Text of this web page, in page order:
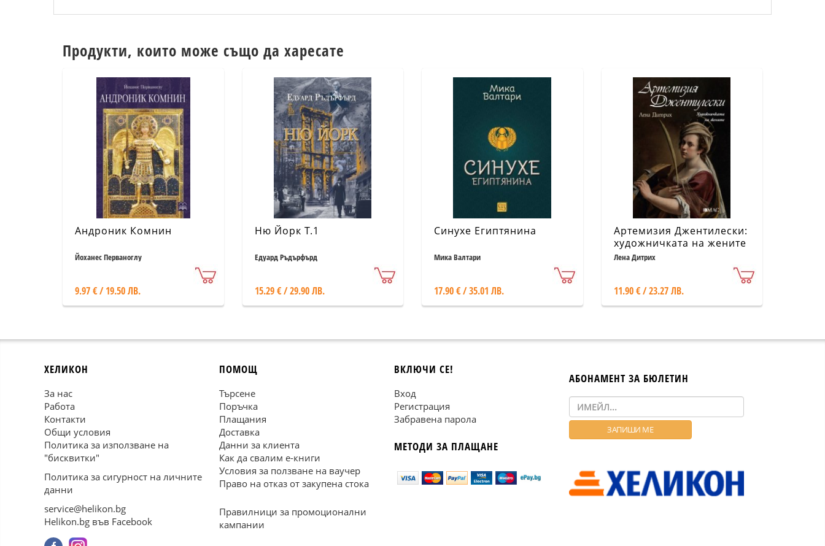
Продукти, които може също да харесате
Андроник Комнин
Йоханес Перваноглу
9.97 € / 19.50 ЛВ.
Ню Йорк Т.1
Едуард Ръдърфърд
15.29 € / 29.90 ЛВ.
Синухе Египтянина
Мика Валтари
17.90 € / 35.01 ЛВ.
Артемизия Джентилески:
художничката на жените
Лена Дитрих
11.90 € / 23.27 ЛВ.
ХЕЛИКОН
За нас
Работа
Контакти
Общи условия
Политика за използване на
"бисквитки"
Политика за сигурност на личните
данни
service@helikon.bg
Helikon.bg във Facebook
ПОМОЩ
Търсене
Поръчка
Плащания
Доставка
Данни за клиента
Как да свалим е-книги
Условия за ползване на ваучер
Право на отказ от закупена стока
Правилници за промоционални
кампании
ВКЛЮЧИ СЕ!
Вход
Регистрация
Забравена парола
МЕТОДИ ЗА ПЛАЩАНЕ
АБОНАМЕНТ ЗА БЮЛЕТИН